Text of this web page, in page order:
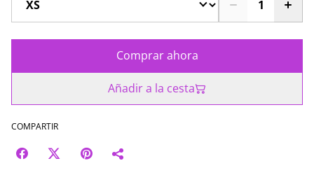
Comprar ahora
Añadir a la cesta
COMPARTIR